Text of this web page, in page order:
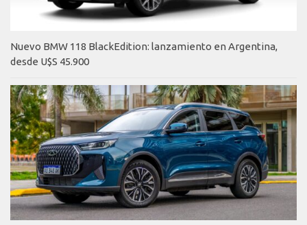
Nuevo BMW 118 BlackEdition: lanzamiento en Argentina,
desde U$S 45.900